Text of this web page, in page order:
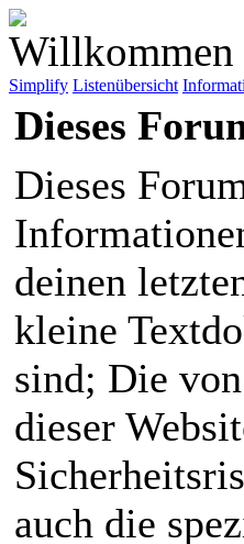
Willkommen
Simplify Listenübersicht
Dieses
Dieses
deinen
kleine
sind; Die
dieser
auch die